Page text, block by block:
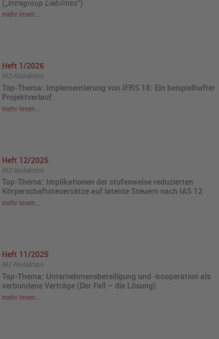
(„Intragroup Liabilities“)
mehr lesen…
Heft 1/2026
IRZ-Redaktion
Top-Thema: Implementierung von IFRS 18: Ein beispielhafter
Projektverlauf
mehr lesen…
Heft 12/2025
IRZ-Redaktion
Top-Thema: Implikationen der stufenweise reduzierten
Körperschaftsteuersätze auf latente Steuern nach IAS 12
mehr lesen…
Heft 11/2025
IRZ-Redaktion
Top-Thema: Unternehmensbeteiligung und -kooperation als
verbundene Verträge (Der Fall – die Lösung)
mehr lesen…